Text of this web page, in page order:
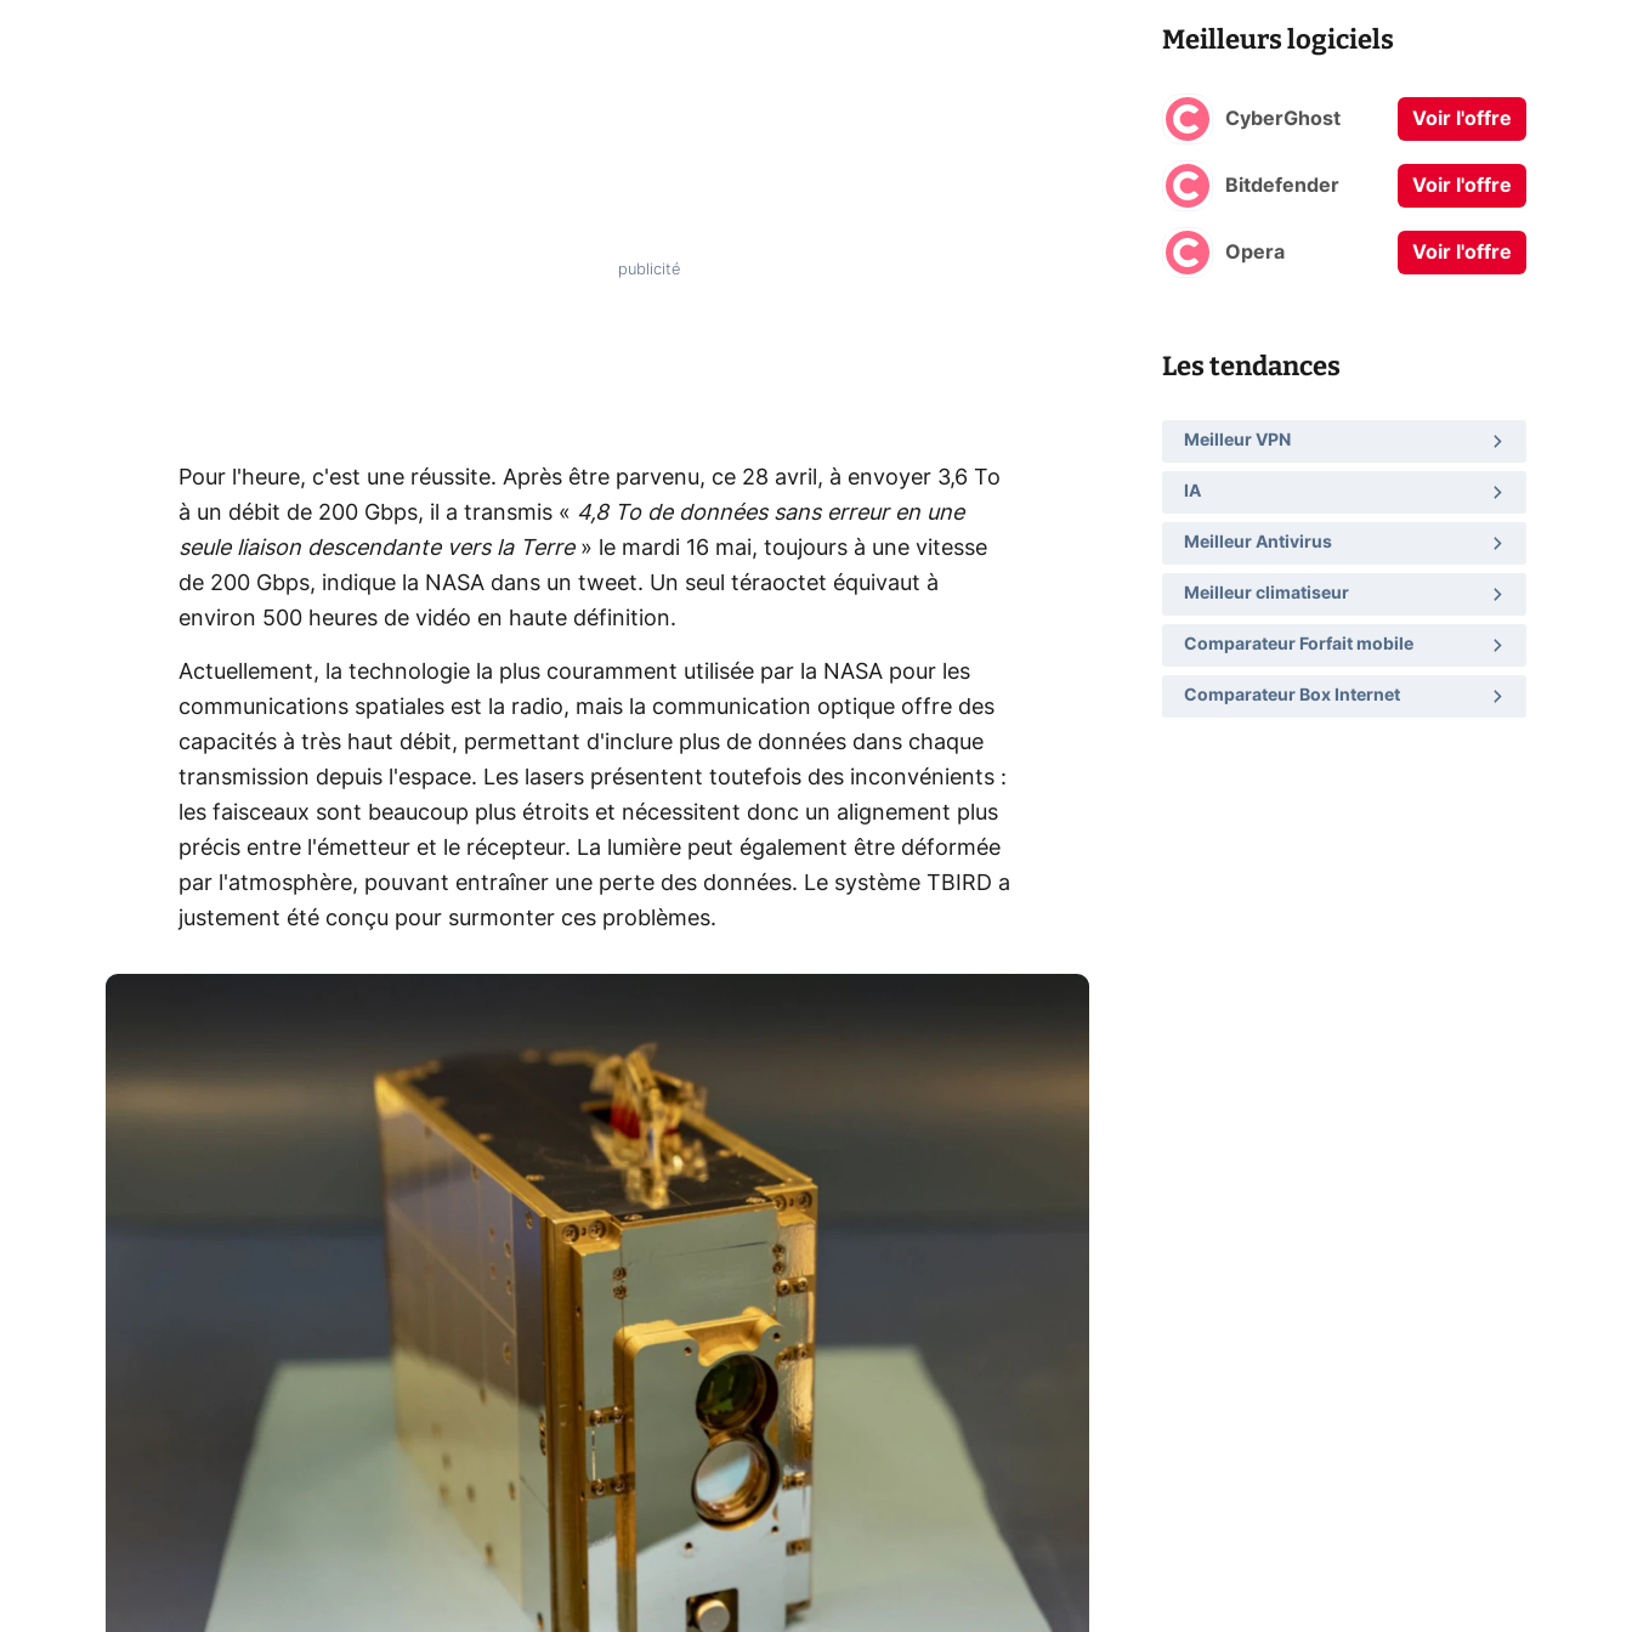
Pour l'heure, c'est une réussite. Après être parvenu, ce 28 avril, à envoyer 3,6 To
à un débit de 200 Gbps, il a transmis « 4,8 To de données sans erreur en une
seule liaison descendante vers la Terre » le mardi 16 mai, toujours à une vitesse
de 200 Gbps, indique la NASA dans un tweet. Un seul téraoctet équivaut à
environ 500 heures de vidéo en haute définition.
Actuellement, la technologie la plus couramment utilisée par la NASA pour les
communications spatiales est la radio, mais la communication optique offre des
capacités à très haut débit, permettant d'inclure plus de données dans chaque
transmission depuis l'espace. Les lasers présentent toutefois des inconvénients :
les faisceaux sont beaucoup plus étroits et nécessitent donc un alignement plus
précis entre l'émetteur et le récepteur. La lumière peut également être déformée
par l'atmosphère, pouvant entraîner une perte des données. Le système TBIRD a
justement été conçu pour surmonter ces problèmes.
Meilleurs logiciels
CyberGhost Voir l'offre
Bitdefender Voir l'offre
Opera Voir l'offre
Les tendances
Meilleur VPN
IA
Meilleur Antivirus
Meilleur climatiseur
Comparateur Forfait mobile
Comparateur Box Internet